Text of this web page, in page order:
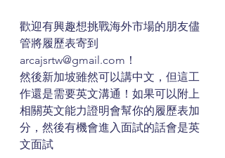
歡迎有興趣想挑戰海外市場的朋友儘
管將履歷表寄到
arcajsrtw@gmail.com！
然後新加坡雖然可以講中文，但這工
作還是需要英文溝通！如果可以附上
相關英文能力證明會幫你的履歷表加
分，然後有機會進入面試的話會是英
文面試